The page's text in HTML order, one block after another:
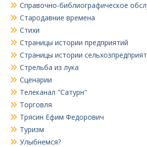
Справочно-библиографическое
Стародавние времена
Стихи
Страницы истории предприятий
Страницы истории
Стрельба из лука
Сценарии
Телеканал "Сатурн"
Торговля
Трясин Ефим Федорович
Туризм
Улыбнемся?